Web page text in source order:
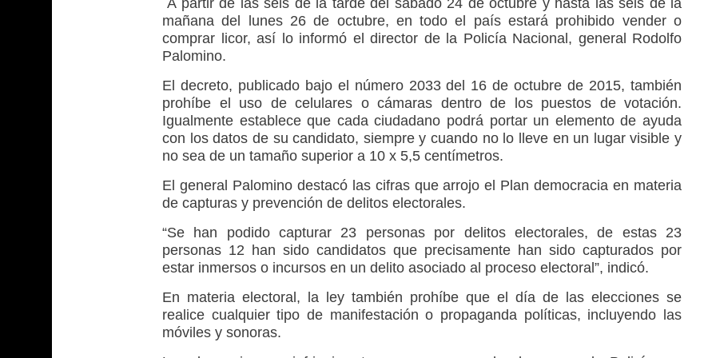
mañana del lunes 26 de octubre, en todo el país estará prohibido vender o
comprar licor, así lo informó el director de la Policía Nacional, general Rodolfo
Palomino.
El decreto, publicado bajo el número 2033 del 16 de octubre de 2015, también
prohíbe el uso de celulares o cámaras dentro de los puestos de votación.
Igualmente establece que cada ciudadano podrá portar un elemento de ayuda
con los datos de su candidato, siempre y cuando no lo lleve en un lugar visible y
no sea de un tamaño superior a 10 x 5,5 centímetros.
El general Palomino destacó las cifras que arrojo el Plan democracia en materia
de capturas y prevención de delitos electorales.
“Se han podido capturar 23 personas por delitos electorales, de estas 23
personas 12 han sido candidatos que precisamente han sido capturados por
estar inmersos o incursos en un delito asociado al proceso electoral”, indicó.
En materia electoral, la ley también prohíbe que el día de las elecciones se
realice cualquier tipo de manifestación o propaganda políticas, incluyendo las
móviles y sonoras.